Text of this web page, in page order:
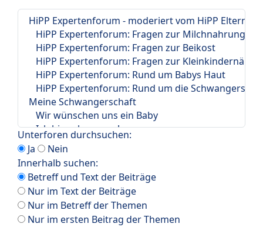
Unterforen durchsuchen:
Ja
Nein
Innerhalb suchen:
Betreff und Text der Beiträge
Nur im Text der Beiträge
Nur im Betreff der Themen
Nur im ersten Beitrag der Themen